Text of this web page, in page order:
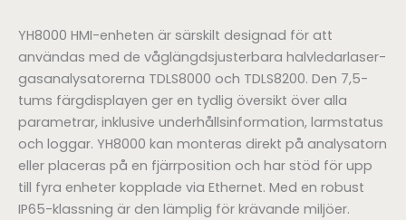
YH8000 HMI-enheten är särskilt designad för att
användas med de våglängdsjusterbara halvledarlaser-
gasanalysatorerna TDLS8000 och TDLS8200. Den 7,5-
tums färgdisplayen ger en tydlig översikt över alla
parametrar, inklusive underhållsinformation, larmstatus
och loggar. YH8000 kan monteras direkt på analysatorn
eller placeras på en fjärrposition och har stöd för upp
till fyra enheter kopplade via Ethernet. Med en robust
IP65-klassning är den lämplig för krävande miljöer.